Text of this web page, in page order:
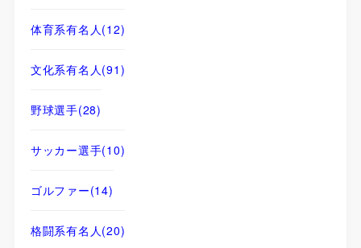
体育系有名人(12)
文化系有名人(91)
野球選手(28)
サッカー選手(10)
ゴルファー(14)
格闘系有名人(20)